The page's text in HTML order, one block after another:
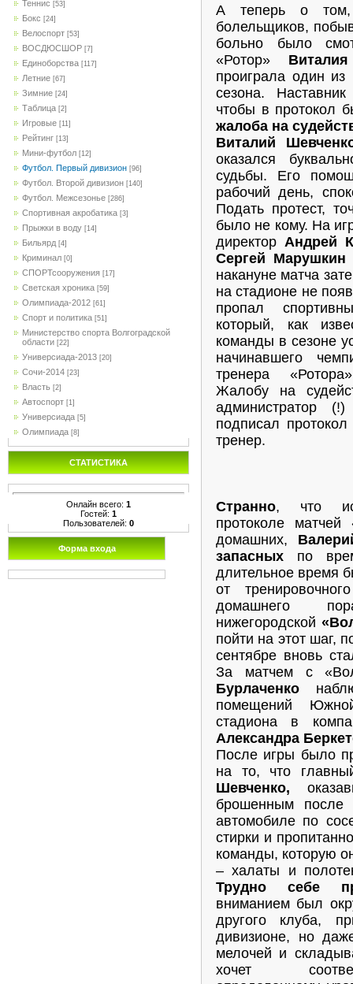
Теннис [53]
Бокс [24]
Велоспорт [53]
ВОСДЮСШОР [7]
Единоборства [117]
Летние [67]
Зимние [24]
Таблица [2]
Игровые [11]
Рейтинг [13]
Мини-футбол [12]
Футбол. Первый дивизион [96]
Футбол. Второй дивизион [140]
Футбол. Межсезонье [286]
Спортивная акробатика [3]
Прыжки в воду [14]
Бильярд [4]
Криминал [0]
СПОРТсооружения [17]
Светская хроника [59]
Олимпиада-2012 [61]
Спорт и политика [51]
Министерство спорта Волгоградской
области [22]
Универсиада-2013 [20]
Сочи-2014 [23]
Власть [2]
Автоспорт [1]
Универсиада [5]
Олимпиада [8]
СТАТИСТИКА
Онлайн всего: 1
Гостей: 1
Пользователей: 0
Форма входа
А теперь о том,
болельщиков,
больно было
«Ротор»
проиграла один
сезона.
чтобы в протокол
жалоба на
Виталий
оказался
судьбы. Его
рабочий день,
Подать протест,
было не кому. На
директор Андрей
Сергей Марушкин
накануне матча
на стадионе не
пропал
который, как
команды в сезоне
начинавшего
тренера
Жалобу на
администратор
подписал
тренер.
Странно, что
протоколе
домашних,
запасных по
длительное время
от
домашнего
нижегородской
пойти на этот шаг,
сентябре вновь
За матчем с
Бурлаченко
помещений
стадиона в
Александра
После игры было
на то, что
Шевченко,
брошенным после
автомобиле по
стирки и
команды, которую
– халаты и
Трудно себе
вниманием был
другого клуба,
дивизионе, но
мелочей и
хочет